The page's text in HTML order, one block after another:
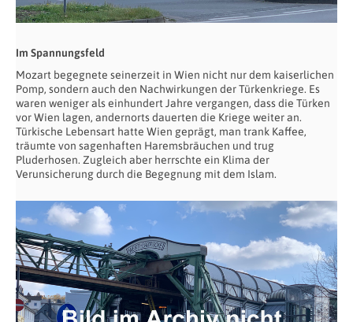
Im Spannungsfeld
Mozart begegnete seinerzeit in Wien nicht nur dem kaiserlichen
Pomp, sondern auch den Nachwirkungen der Türkenkriege. Es
waren weniger als einhundert Jahre vergangen, dass die Türken
vor Wien lagen, andernorts dauerten die Kriege weiter an.
Türkische Lebensart hatte Wien geprägt, man trank Kaffee,
träumte von sagenhaften Haremsbräuchen und trug
Pluderhosen. Zugleich aber herrschte ein Klima der
Verunsicherung durch die Begegnung mit dem Islam.